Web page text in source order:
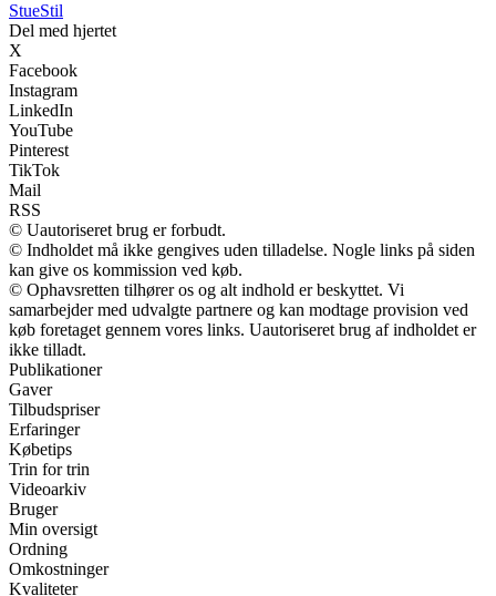
StueStil
Del med hjertet
X
Facebook
Instagram
LinkedIn
YouTube
Pinterest
TikTok
Mail
RSS
© Uautoriseret brug er forbudt.
© Indholdet må ikke gengives uden tilladelse. Nogle links på siden
kan give os kommission ved køb.
© Ophavsretten tilhører os og alt indhold er beskyttet. Vi
samarbejder med udvalgte partnere og kan modtage provision ved
køb foretaget gennem vores links. Uautoriseret brug af indholdet er
ikke tilladt.
Publikationer
Gaver
Tilbudspriser
Erfaringer
Købetips
Trin for trin
Videoarkiv
Bruger
Min oversigt
Ordning
Omkostninger
Kvaliteter